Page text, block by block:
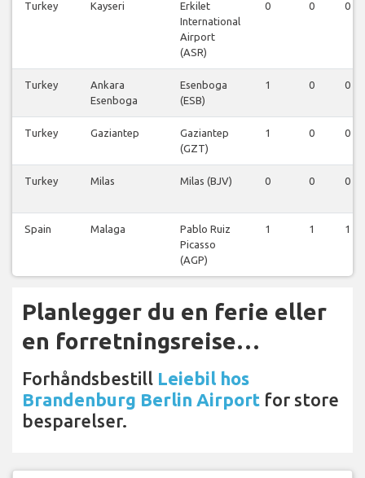
Turkey Kayseri
Erkilet
International
Airport
(ASR)
0 0 0
Turkey
Ankara
Esenboga
Esenboga
(ESB)
1 0 0
Turkey Gaziantep
Gaziantep
(GZT)
1 0 0
Turkey Milas Milas (BJV) 0 0 0
Spain Malaga
Pablo Ruiz
Picasso
(AGP)
1 1 1
Planlegger du en ferie eller
en forretningsreise…
Forhåndsbestill Leiebil hos
Brandenburg Berlin Airport for store
besparelser.